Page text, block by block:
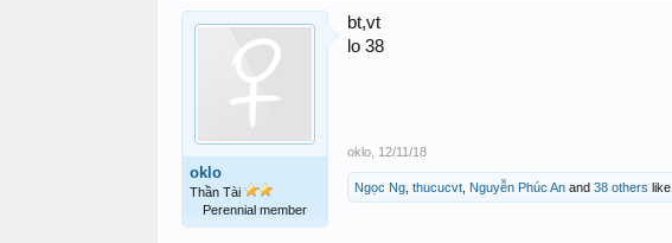
oklo
Thần Tài
Perennial member
bt,vt
lo 38
oklo 12/11/18
Ngọc Ng thucucvt Nguyễn Phúc An and 38 others like